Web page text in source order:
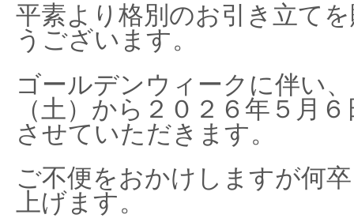
平素より格別のお引き立て
うございます。
ゴールデンウィークに伴い
（土）から２０２６年５月
させていただきます。
ご不便をおかけしますが何
上げます。